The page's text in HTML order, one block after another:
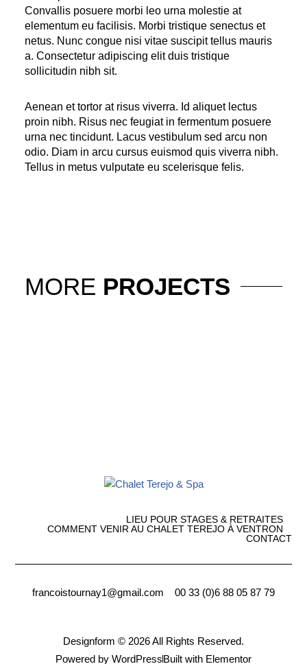
Convallis posuere morbi leo urna molestie at
elementum eu facilisis. Morbi tristique senectus et
netus. Nunc congue nisi vitae suscipit tellus mauris
a. Consectetur adipiscing elit duis tristique
sollicitudin nibh sit.
Aenean et tortor at risus viverra. Id aliquet lectus
proin nibh. Risus nec feugiat in fermentum posuere
urna nec tincidunt. Lacus vestibulum sed arcu non
odio. Diam in arcu cursus euismod quis viverra nibh.
Tellus in metus vulputate eu scelerisque felis.
MORE PROJECTS
LIEU POUR STAGES & RETRAITES
COMMENT VENIR AU CHALET TEREJO À VENTRON
CONTACT
francoistournay1@gmail.com 00 33 (0)6 88 05 87 79
Designform © 2026 All Rights Reserved.
Powered by WordPressBuilt with Elementor